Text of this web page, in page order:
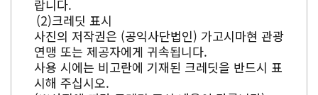
랍니다.
크레딧 표시
사진의 저작권은 (공익사단법인) 가고시마현 관광
연맹 또는 제공자에게 귀속됩니다.
사용 시에는 비고란에 기재된 크레딧을 반드시 표
시해 주십시오.